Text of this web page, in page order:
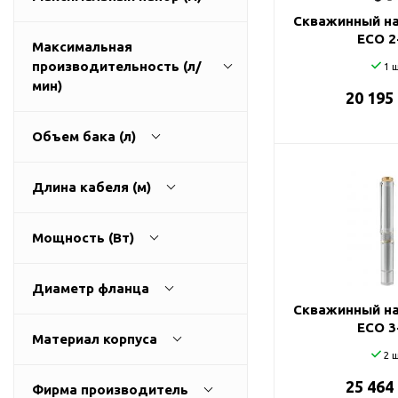
Циркуляционные
насосы фланцевые
Насосы для повышения
Рециркуляционные
Циркуляционные
Колодезные насосы
бассейна
Насосы и оборудование
1
Максимальная
производительность (л/
мин)
Объем бака (л)
Длина кабеля (м)
Мощность (Вт)
Диаметр фланца
40
Материал корпуса
Фирма производитель
Скважинный
ECO
1
20 195
Скважинный
ECO
2
25 464